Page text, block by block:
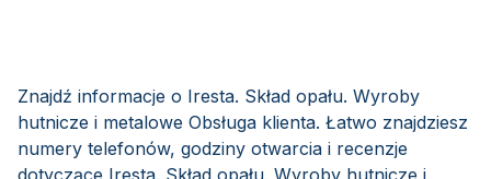
Znajdź informacje o Iresta. Skład opału. Wyroby
hutnicze i metalowe Obsługa klienta. Łatwo znajdziesz
numery telefonów, godziny otwarcia i recenzje
dotyczące Iresta. Skład opału. Wyroby hutnicze i